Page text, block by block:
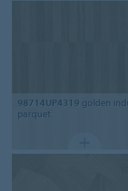
98714UP4319 golden
parquet